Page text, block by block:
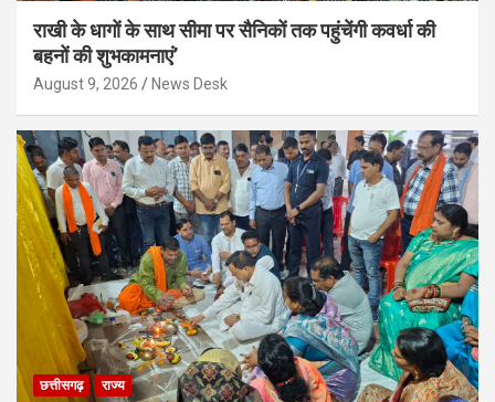
राखी के धागों के साथ सीमा पर सैनिकों तक पहुंचेंगी कवर्धा की
बहनों की शुभकामनाएं’
August 9, 2026 News Desk
छत्तीसगढ़ राज्य